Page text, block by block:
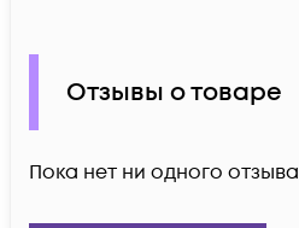
Отзывы о товаре
Пока нет ни одного отзыва